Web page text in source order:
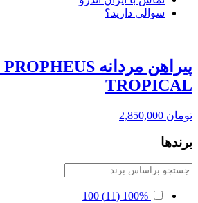
سوالی دارید؟
TROPICAL
تومان
برندها
100%
(11)
100